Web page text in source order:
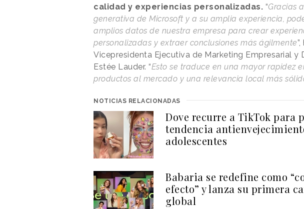
calidad y experiencias personalizadas. “Gracias
generativa de Microsoft y a su amplia experiencia,
amplios datos de nuestra empresa para crear
personalizadas y extraer conclusiones más ágilmente
Vicepresidenta Ejecutiva de Marketing Empresarial y
Estée Lauder. “Esto se traduce en una mayor rapidez
productos al mercado y una relevancia local más
NOTICIAS RELACIONADAS
Dove recurre a TikTok para
tendencia
adolescentes
Babaria se redefine como
efecto” y lanza su primera
global